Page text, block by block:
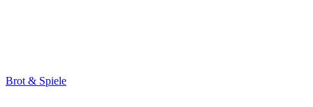
Brot & Spiele